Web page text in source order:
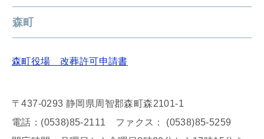
森町
森町役場 改葬許可申請書
〒437-0293 静岡県周智郡森町森2101-1
電話：(0538)85-2111 ファクス： (0538)85-5259